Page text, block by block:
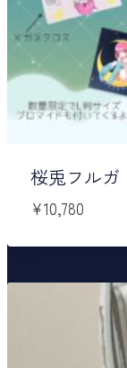
桜兎フルガ
¥10,780